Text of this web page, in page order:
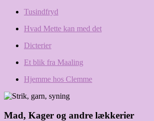
Tusindfryd
Hvad Mette kan med det
Dicterier
Et blik fra Maaling
Hjemme hos Clemme
Mad, Kager og andre lækkerier